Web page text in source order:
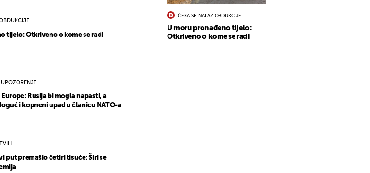
tijelo: Otkriveno o kome se radi
Rusija bi mogla napasti, a
i kopneni upad u članicu NATO-a
put premašio četiri tisuće: Širi se
ČEKA SE NALAZ OBDUKCIJE
U moru pronađeno tijelo:
Otkriveno o kome se radi